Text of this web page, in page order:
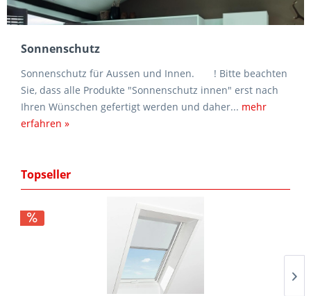
Sonnenschutz
Sonnenschutz für Aussen und Innen. ! Bitte beachten
Sie, dass alle Produkte "Sonnenschutz innen" erst nach
Ihren Wünschen gefertigt werden und daher... mehr
erfahren »
Topseller